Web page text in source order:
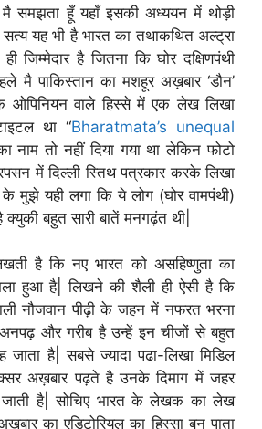
समझता हूँ यहाँ इसकी अध्ययन में थोड़ी
सत्य यह भी है भारत का तथाकथित अल्ट्रा
जिम्मेदार है जितना कि घोर दक्षिणपंथी
मै पाकिस्तान का मशहूर अख़बार ‘डौन’
ओपिनियन वाले हिस्से में एक लेख लिखा
था “Bharatmata’s unequal
तो नहीं दिया गया था लेकिन फोटो
में दिल्ली स्तिथ पत्रकार करके लिखा
मुझे यही लगा कि ये लोग (घोर वामपंथी)
क्युकी बहुत सारी बातें मनगढ़ंत थी|
है कि नए भारत को असहिष्णुता का
हुआ है| लिखने की शैली ही ऐसी है कि
नौजवान पीढ़ी के जहन में नफरत भरना
और गरीब है उन्हें इन चीजों से बहुत
जाता है| सबसे ज्यादा पढा-लिखा मिडिल
अख़बार पढ़ते है उनके दिमाग में जहर
है| सोचिए भारत के लेखक का लेख
का एडिटोरियल का हिस्सा बन पाता